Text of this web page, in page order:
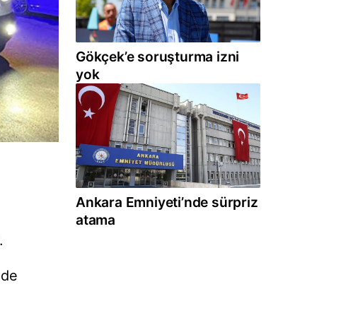
Gökçek’e soruşturma izni
yok
Ankara Emniyeti’nde sürpriz
atama